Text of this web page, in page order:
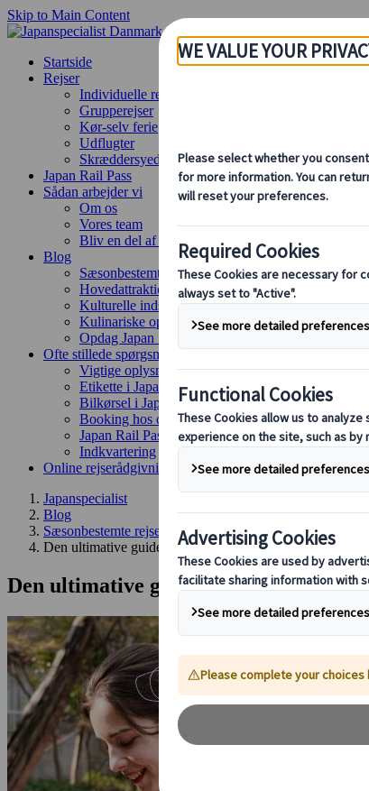
Skip to Main Content
Startside
Rejser
Individuelle rejser
Grupperejser
Kør-selv ferie
Udflugter
Skræddersyede grupperejser
Japan Rail Pass
Sådan arbejder vi
Om os
Vores team
Bliv en del af vores team
Blog
Sæsonbestemte rejsetips
Hovedattraktioner
Kulturelle indsigter
Kulinariske oplevelser
Opdag Japan i tog
Ofte stillede spørgsmål
Vigtige oplysninger
Etikette i Japan
Bilkørsel i Japan
Booking hos os
Japan Rail Pass
Indkvartering
Online rejserådgivning
Japanspecialist
Blog
Sæsonbestemte rejsetips
Den ultimative guide til efterår i Japan - Alt du behøver at
Den ultimative guide til efterår i